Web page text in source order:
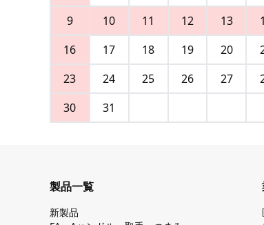
9
10 11 12 13
16
17 18 19 20
23
24 25 26 27
30
31
製品一覧
新製品